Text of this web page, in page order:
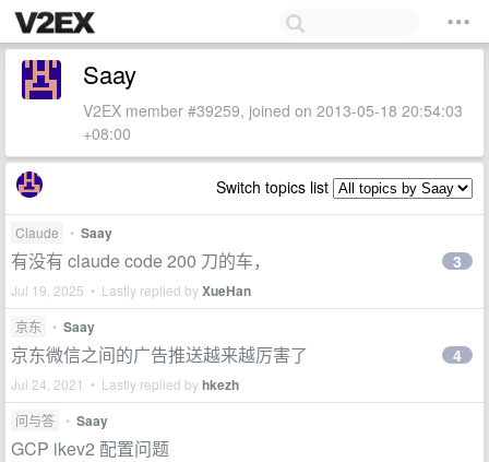
Saay
V2EX member #39259, joined on 2013-05-18 20:54:03
+08:00
Switch topics list
Claude • Saay
有没有 claude code 200 刀的车，
Jul 19, 2025 • Lastly replied byXueHan
3
京东 • Saay
京东微信之间的广告推送越来越厉害了
Jul 24, 2021 • Lastly replied byhkezh
4
问与答 • Saay
GCP ikev2 配置问题